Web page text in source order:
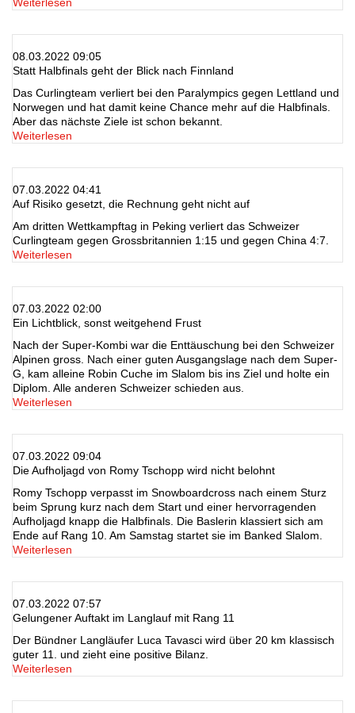
08.03.2022 09:05
Statt Halbfinals geht der Blick nach Finnland
Das Curlingteam verliert bei den Paralympics gegen Lettland und
Norwegen und hat damit keine Chance mehr auf die Halbfinals.
Aber das nächste Ziele ist schon bekannt.
Weiterlesen
07.03.2022 04:41
Auf Risiko gesetzt, die Rechnung geht nicht auf
Am dritten Wettkampftag in Peking verliert das Schweizer
Curlingteam gegen Grossbritannien 1:15 und gegen China 4:7.
Weiterlesen
07.03.2022 02:00
Ein Lichtblick, sonst weitgehend Frust
Nach der Super-Kombi war die Enttäuschung bei den Schweizer
Alpinen gross. Nach einer guten Ausgangslage nach dem Super-
G, kam alleine Robin Cuche im Slalom bis ins Ziel und holte ein
Diplom. Alle anderen Schweizer schieden aus.
Weiterlesen
07.03.2022 09:04
Die Aufholjagd von Romy Tschopp wird nicht belohnt
Romy Tschopp verpasst im Snowboardcross nach einem Sturz
beim Sprung kurz nach dem Start und einer hervorragenden
Aufholjagd knapp die Halbfinals. Die Baslerin klassiert sich am
Ende auf Rang 10. Am Samstag startet sie im Banked Slalom.
Weiterlesen
07.03.2022 07:57
Gelungener Auftakt im Langlauf mit Rang 11
Der Bündner Langläufer Luca Tavasci wird über 20 km klassisch
guter 11. und zieht eine positive Bilanz.
Weiterlesen